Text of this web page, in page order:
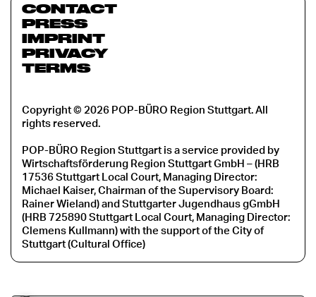
CONTACT
PRESS
IMPRINT
PRIVACY
TERMS
Copyright © 2026 POP-BÜRO Region Stuttgart. All
rights reserved.
POP-BÜRO Region Stuttgart is a service provided by
Wirtschaftsförderung Region Stuttgart GmbH – (HRB
17536 Stuttgart Local Court, Managing Director:
Michael Kaiser, Chairman of the Supervisory Board:
Rainer Wieland) and Stuttgarter Jugendhaus gGmbH
(HRB 725890 Stuttgart Local Court, Managing Director:
Clemens Kullmann) with the support of the City of
Stuttgart (Cultural Office)